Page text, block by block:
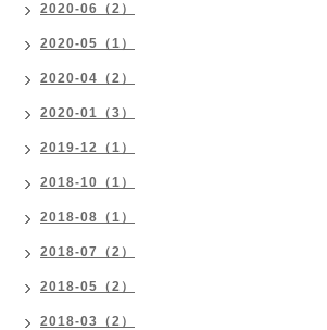
2020-06（2）
2020-05（1）
2020-04（2）
2020-01（3）
2019-12（1）
2018-10（1）
2018-08（1）
2018-07（2）
2018-05（2）
2018-03（2）